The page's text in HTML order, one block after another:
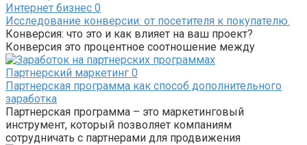
Интернет бизнес 0
Исследование конверсии: от посетителя к покупателю.
Конверсия: что это и как влияет на ваш проект?
Конверсия это процентное соотношение между
Партнерский маркетинг 0
Партнерская программа как способ дополнительного
заработка
Партнерская программа – это маркетинговый
инструмент, который позволяет компаниям
сотрудничать с партнерами для продвижения